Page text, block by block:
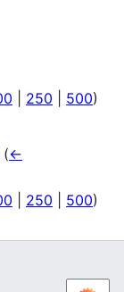
250 500)
(←
250 500)